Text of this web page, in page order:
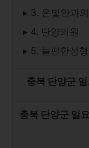
▸ 3. 온빛안과
▸ 4. 단양의원
▸ 5. 늘편한정
충북 단양군
충북 단양군 일